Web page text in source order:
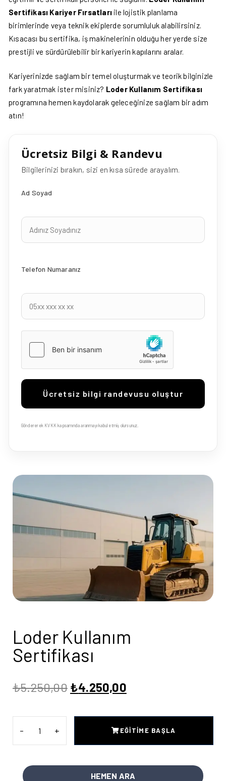
Sertifikası Kariyer Fırsatları ile lojistik planlama
birimlerinde veya teknik ekiplerde sorumluluk alabilirsiniz.
Kısacası bu sertifika, iş makinelerinin olduğu her yerde size
prestijli ve sürdürülebilir bir kariyerin kapılarını aralar.
Kariyerinizde sağlam bir temel oluşturmak ve teorik bilginizle
fark yaratmak ister misiniz? Loder Kullanım Sertifikası
programına hemen kaydolarak geleceğinize sağlam bir adım
atın!
Ücretsiz Bilgi & Randevu
Bilgilerinizi bırakın, sizi en kısa sürede arayalım.
Ad Soyad
Telefon Numaranız
Göndererek KVKK kapsamında aranmayı kabul etmiş olursunuz.
Loder Kullanım
Sertifikası
₺5.250,00 ₺4.250,00
EĞITIME BAŞLA
HEMEN ARA